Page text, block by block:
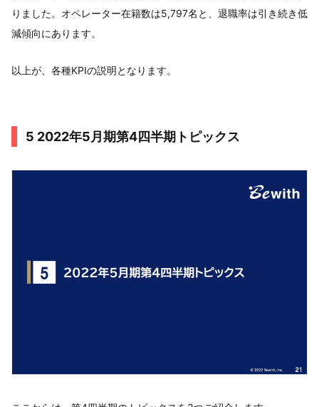
りました。オペレーター在籍数は5,797名と、退職率は引き続き低
減傾向にあります。
以上が、各種KPIの説明となります。
5 2022年5月期第4四半期トピックス